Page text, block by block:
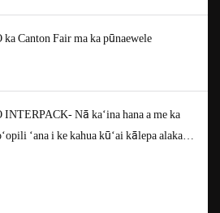
ka Canton Fair ma ka pūnaewele
INTERPACK- Nā kaʻina hana a me ka
ʻana i ke kahua kūʻai kālepa alakaʻi